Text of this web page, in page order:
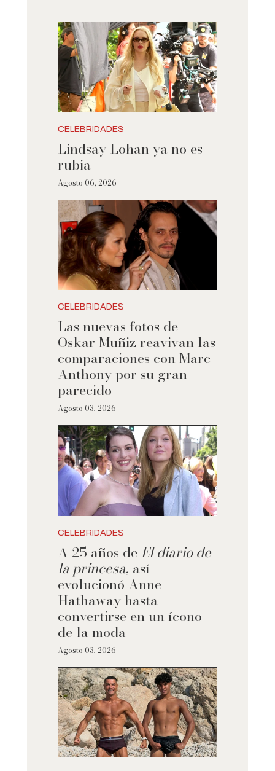
CELEBRIDADES
Lindsay Lohan ya no es
rubia
Agosto 06, 2026
CELEBRIDADES
Las nuevas fotos de
Oskar Muñiz reavivan las
comparaciones con Marc
Anthony por su gran
parecido
Agosto 03, 2026
CELEBRIDADES
A 25 años de El diario de
la princesa, así
evolucionó Anne
Hathaway hasta
convertirse en un ícono
de la moda
Agosto 03, 2026